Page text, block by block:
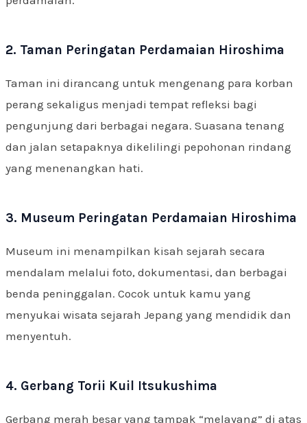
2. Taman Peringatan Perdamaian Hiroshima
Taman ini dirancang untuk mengenang para korban
perang sekaligus menjadi tempat refleksi bagi
pengunjung dari berbagai negara. Suasana tenang
dan jalan setapaknya dikelilingi pepohonan rindang
yang menenangkan hati.
3. Museum Peringatan Perdamaian Hiroshima
Museum ini menampilkan kisah sejarah secara
mendalam melalui foto, dokumentasi, dan berbagai
benda peninggalan. Cocok untuk kamu yang
menyukai wisata sejarah Jepang yang mendidik dan
menyentuh.
4. Gerbang Torii Kuil Itsukushima
Gerbang merah besar yang tampak “melayang” di atas